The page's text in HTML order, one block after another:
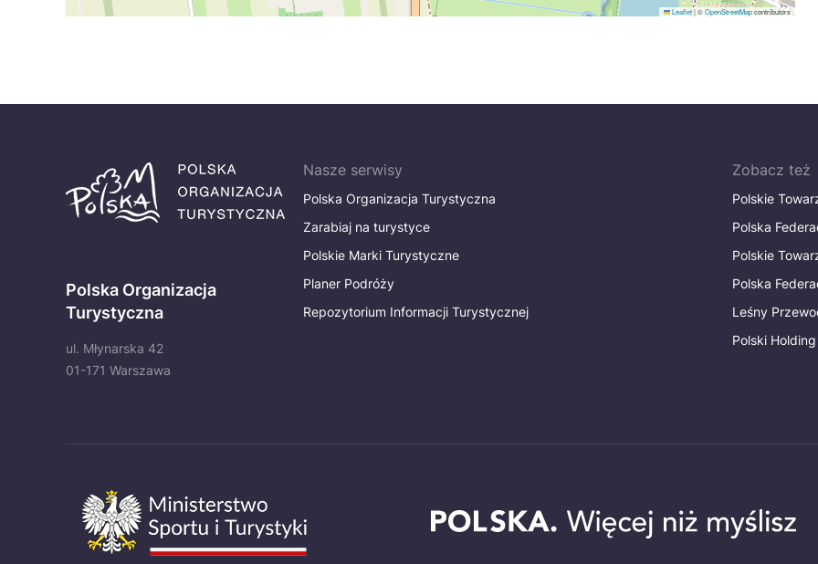
Leaflet|©OpenStreetMapcontributors
Polska Organizacja
Turystyczna
ul. Młynarska 42
01-171 Warszawa
Nasze serwisy
Polska Organizacja Turystyczna
Zarabiaj na turystyce
Polskie Marki Turystyczne
Planer Podróży
Repozytorium Informacji Turystycznej
Zobacz też
Polskie
Polska
Polskie
Polska
Leśny
Polski